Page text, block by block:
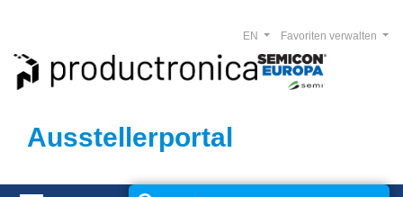
Ausstellerportal
Favoriten verwalten
EN